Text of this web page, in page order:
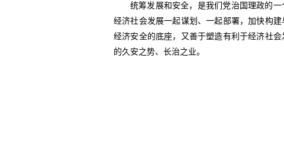
统筹发展和安全，是我们党治国理政的
经济社会发展一起谋划、一起部署，加快构
经济安全的底座，又善于塑造有利于经济社
的久安之势、长治之业。